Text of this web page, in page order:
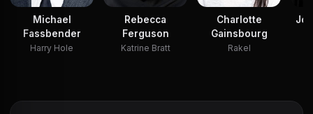
Michael
Fassbender
Harry Hole
Rebecca
Ferguson
Katrine Bratt
Charlotte
Gainsbourg
Rakel